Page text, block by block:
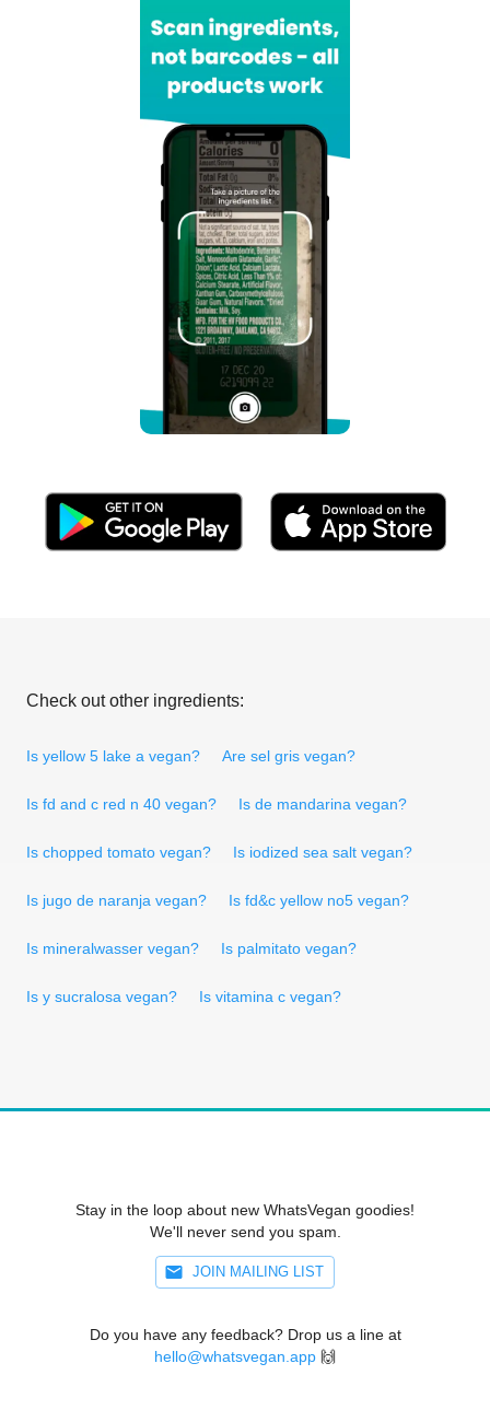
Check out other ingredients:
Is yellow 5 lake a vegan? Are sel gris vegan?
Is fd and c red n 40 vegan? Is de mandarina vegan?
Is chopped tomato vegan? Is iodized sea salt vegan?
Is jugo de naranja vegan? Is fd&c yellow no5 vegan?
Is mineralwasser vegan? Is palmitato vegan?
Is y sucralosa vegan? Is vitamina c vegan?
Stay in the loop about new WhatsVegan goodies!
We'll never send you spam.
JOIN MAILING LIST
Do you have any feedback? Drop us a line at
hello@whatsvegan.app 🙌